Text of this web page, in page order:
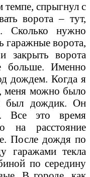
темпе, спрыгнул с
ворота – тут,
Сколько нужно
гаражные ворота,
закрыть ворота
больше. Именно
дождем. Когда я
меня можно было
был дождик. Он
Все это время
на расстояние
После дождя по
гаражами текла
по середину